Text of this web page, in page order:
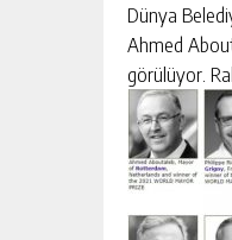
Dünya
Ahmed
görülüyor.